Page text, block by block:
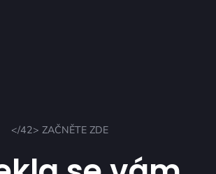
</42> ZAČNĚTE ZDE